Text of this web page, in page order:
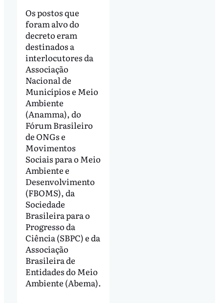
Os postos que
foram alvo do
decreto eram
destinados a
interlocutores da
Associação
Nacional de
Municípios e Meio
Ambiente
(Anamma), do
Fórum Brasileiro
de ONGs e
Movimentos
Sociais para o Meio
Ambiente e
Desenvolvimento
(FBOMS), da
Sociedade
Brasileira para o
Progresso da
Ciência (SBPC) e da
Associação
Brasileira de
Entidades do Meio
Ambiente (Abema).